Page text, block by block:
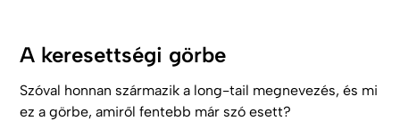
A keresettségi görbe
Szóval honnan származik a long-tail megnevezés, és mi
ez a görbe, amiről fentebb már szó esett?